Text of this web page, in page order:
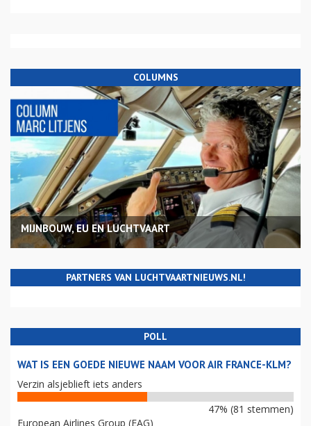
COLUMNS
MIJNBOUW, EU EN LUCHTVAART
PARTNERS VAN LUCHTVAARTNIEUWS.NL!
POLL
WAT IS EEN GOEDE NIEUWE NAAM VOOR AIR FRANCE-KLM?
Verzin alsjeblieft iets anders
47% (81 stemmen)
European Airlines Group (EAG)